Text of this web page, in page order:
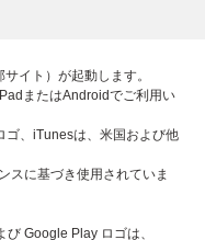
イト）が起動します。
またはAndroidでご利用い
ゴ、iTunesは、米国および他
スに基づき使用されていま
Google Play ロゴは、